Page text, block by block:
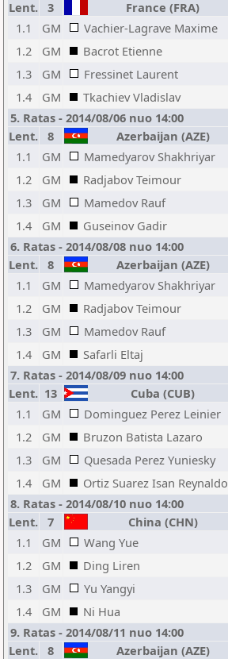
Lent. 3 France (FRA)
1.1
GM Vachier-Lagrave Maxime
1.2
GM Bacrot Etienne
1.3
GM Fressinet Laurent
1.4
GM Tkachiev Vladislav
5. Ratas - 2014/08/06 nuo 14:00
Lent.
8 Azerbaijan (AZE)
1.1
GM Mamedyarov Shakhriyar
1.2
GM Radjabov Teimour
1.3
GM Mamedov Rauf
1.4
GM Guseinov Gadir
6. Ratas - 2014/08/08 nuo 14:00
Lent.
8 Azerbaijan (AZE)
1.1
GM Mamedyarov Shakhriyar
1.2
GM Radjabov Teimour
1.3
GM Mamedov Rauf
1.4
GM Safarli Eltaj
7. Ratas - 2014/08/09 nuo 14:00
Lent. 13 Cuba (CUB)
1.1
GM Dominguez Perez Leinier
1.2
GM Bruzon Batista Lazaro
1.3
GM Quesada Perez Yuniesky
1.4
GM Ortiz Suarez Isan Reynaldo
8. Ratas - 2014/08/10 nuo 14:00
Lent.
7 China (CHN)
1.1
GM Wang Yue
1.2
GM Ding Liren
1.3
GM Yu Yangyi
1.4
GM Ni Hua
9. Ratas - 2014/08/11 nuo 14:00
Lent.
8 Azerbaijan (AZE)